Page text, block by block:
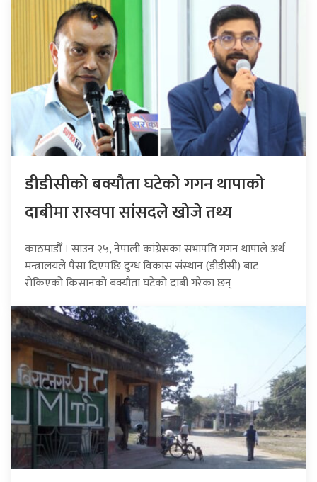
डीडीसीको बक्यौता घटेको गगन थापाको
दाबीमा रास्वपा सांसदले खोजे तथ्य
काठमाडौँ । साउन २५, नेपाली कांग्रेसका सभापति गगन थापाले अर्थ
मन्त्रालयले पैसा दिएपछि दुग्ध विकास संस्थान (डीडीसी) बाट
रोकिएको किसानको बक्यौता घटेको दाबी गरेका छन्